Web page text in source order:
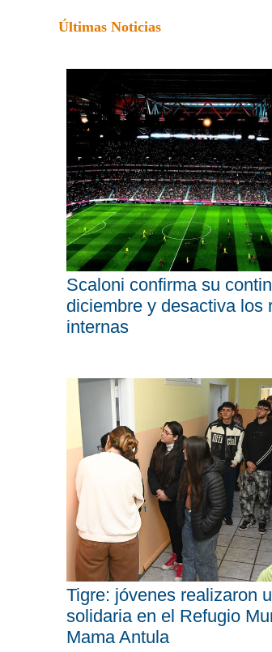
Últimas Noticias
Scaloni confirma su
diciembre y desactiva los
internas
Tigre: jóvenes realizaron
solidaria en el Refugio
Mama Antula